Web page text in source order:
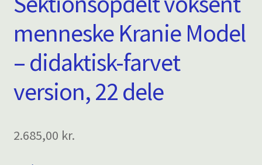
menneske Kranie Model
– didaktisk-farvet
version, 22 dele
2.685,00 kr.